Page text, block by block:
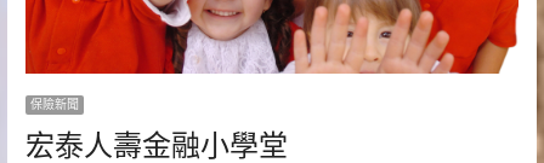
保險新聞
宏泰人壽金融小學堂